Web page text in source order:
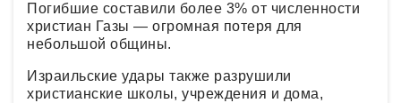
Погибшие составили более 3% от численности
христиан Газы — огромная потеря для
небольшой общины.
Израильские удары также разрушили
христианские школы, учреждения и дома,